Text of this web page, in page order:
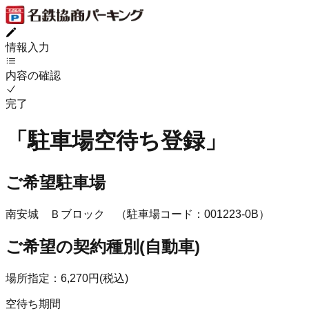
情報入力
内容の確認
完了
「駐車場空待ち登録」
ご希望駐車場
南安城 Ｂブロック （駐車場コード： 001223-0B）
ご希望の契約種別(自動車)
場所指定 ： 6,270円(税込)
空待ち期間